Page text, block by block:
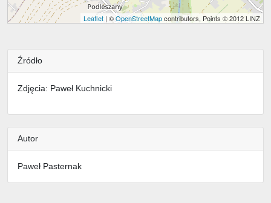
Leaflet | ©OpenStreetMapcontributors, Points © 2012 LINZ
Źródło
Zdjęcia: Paweł Kuchnicki
Autor
Paweł Pasternak